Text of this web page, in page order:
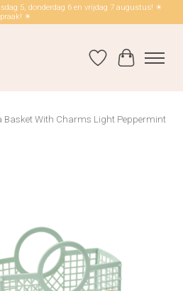
5, donderdag 6 en vrijdag 7 augustus! ☀
☀
Verlanglijst
Basket With Charms Light Peppermint